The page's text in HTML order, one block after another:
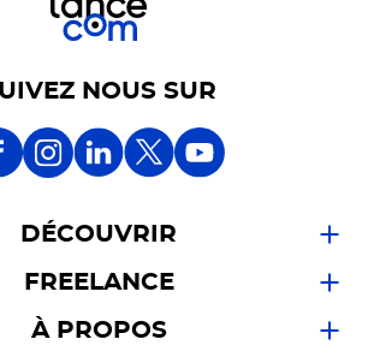
NOUS SUR
DÉCOUVRIR
FREELANCE
À PROPOS